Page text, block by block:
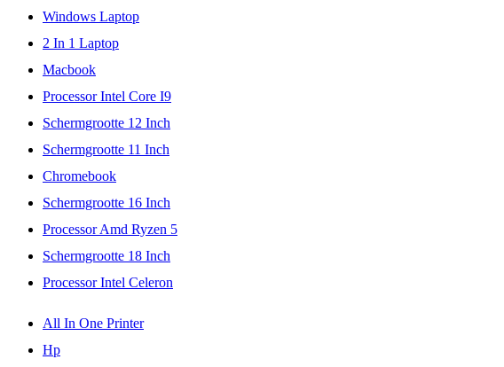
Windows Laptop
2 In 1 Laptop
Macbook
Processor Intel Core I9
Schermgrootte 12 Inch
Schermgrootte 11 Inch
Chromebook
Schermgrootte 16 Inch
Processor Amd Ryzen 5
Schermgrootte 18 Inch
Processor Intel Celeron
All In One Printer
Hp